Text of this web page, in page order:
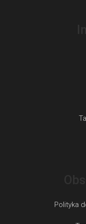
Polityka